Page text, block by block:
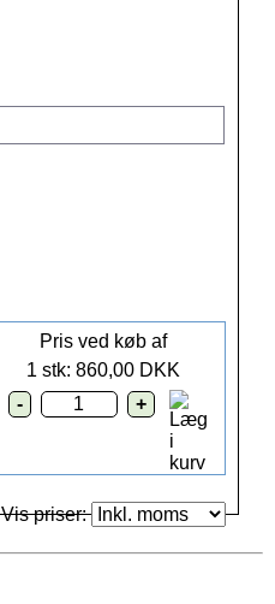
Pris ved køb af
1 stk: 860,00 DKK
Vis priser: